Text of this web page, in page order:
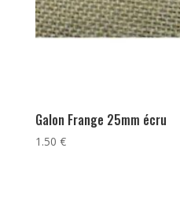
Galon Frange 25mm écru
1.50 €